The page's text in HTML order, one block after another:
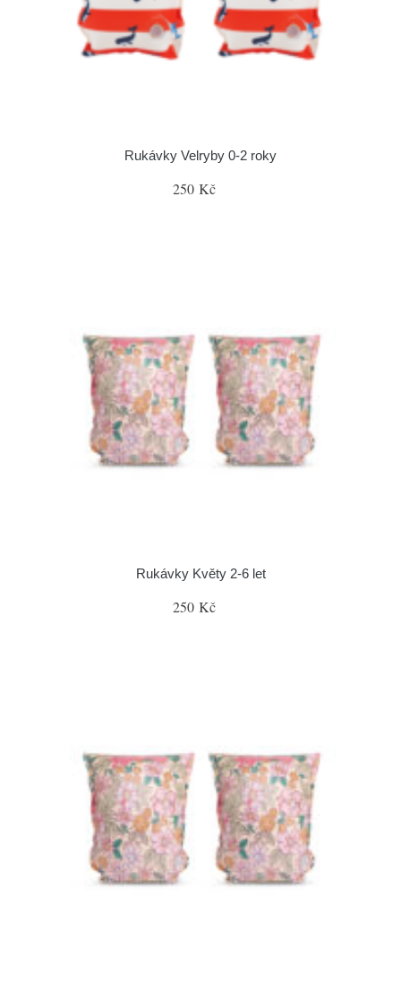
Rukávky Velryby 0-2 roky
250 Kč
Rukávky Květy 2-6 let
250 Kč